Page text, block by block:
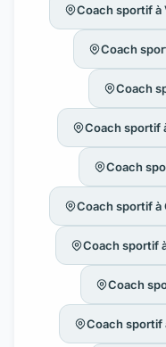
Coach sportif à
Coach
Coach
Coach sportif
Coach
Coach sportif à
Coach sportif
Coach
Coach sportif